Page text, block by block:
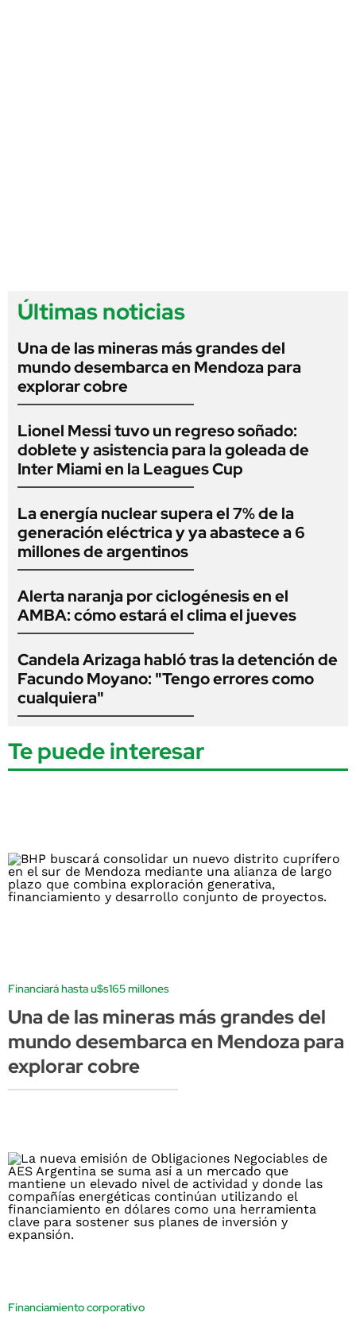
Últimas noticias
Una de las mineras más grandes del
mundo desembarca en Mendoza para
explorar cobre
Lionel Messi tuvo un regreso soñado:
doblete y asistencia para la goleada de
Inter Miami en la Leagues Cup
La energía nuclear supera el 7% de la
generación eléctrica y ya abastece a 6
millones de argentinos
Alerta naranja por ciclogénesis en el
AMBA: cómo estará el clima el jueves
Candela Arizaga habló tras la detención de
Facundo Moyano: "Tengo errores como
cualquiera"
Te puede interesar
Financiará hasta u$s165 millones
Una de las mineras más grandes del
mundo desembarca en Mendoza para
explorar cobre
Financiamiento corporativo